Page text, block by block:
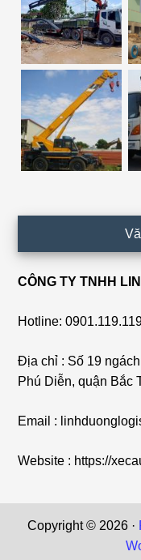
CÔNG TY TNHH
Hotline:
Địa chỉ : Số 19
Phú Diễn, quận Bắc
Email :
Website : https://
Copyright © 2026 ·